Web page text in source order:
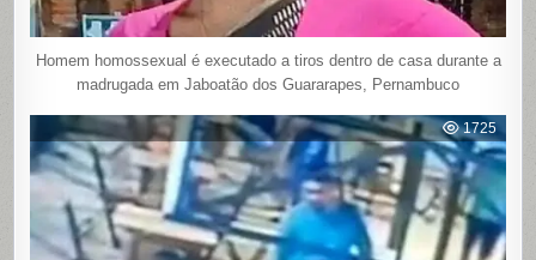
Homem homossexual é executado a tiros dentro de casa durante a
madrugada em Jaboatão dos Guararapes, Pernambuco
1725